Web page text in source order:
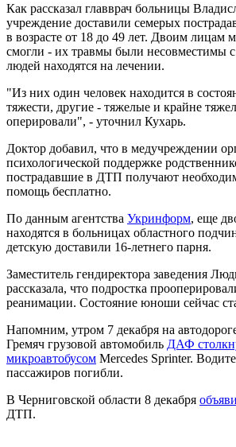
Как рассказал главврач больницы
учреждение доставили семерых
в возрасте от 18 до 49 лет. Двоим лицам
смогли - их травмы были несовместимы
людей находятся на лечении.
"Из них один человек находится в
тяжести, другие - тяжелые и крайне
оперировали", - уточнил Кухарь.
Доктор добавил, что в медучреждении
психологической поддержке
пострадавшие в ДТП получают
помощь бесплатно.
По данным агентства Укринформ, еще
находятся в больницах областного
детскую доставили 16-летнего парня.
Заместитель гендиректора заведения
рассказала, что подростка
реанимации. Состояние юноши сейчас
Напомним, утром 7 декабря на
Гремяч грузовой автомобиль ДАФ
микроавтобусом Mercedes Sprinter.
пассажиров погибли.
В Черниговской области 8 декабря
ДТП.